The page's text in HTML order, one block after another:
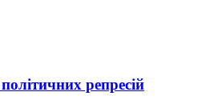
репресій